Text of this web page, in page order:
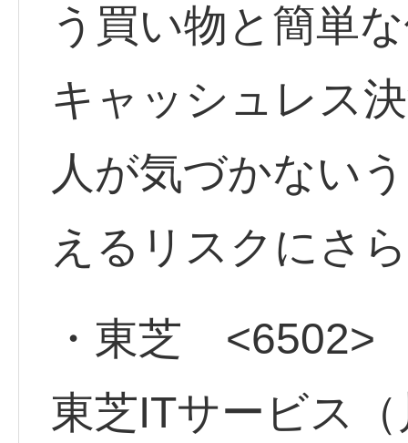
う買い物と簡単
キャッシュレス
人が気づかない
えるリスクにさ
・東芝 <6502>
東芝ITサービス